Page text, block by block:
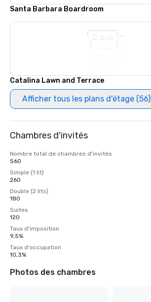
Santa Barbara Boardroom
Catalina Lawn and Terrace
Afficher tous les plans d'étage (56)
Chambres d'invités
Nombre total de chambres d'invités
560
Simple (1 lit)
260
Double (2 lits)
180
Suites
120
Taux d'imposition
9,5%
Taux d'occupation
10,3%
Photos des chambres